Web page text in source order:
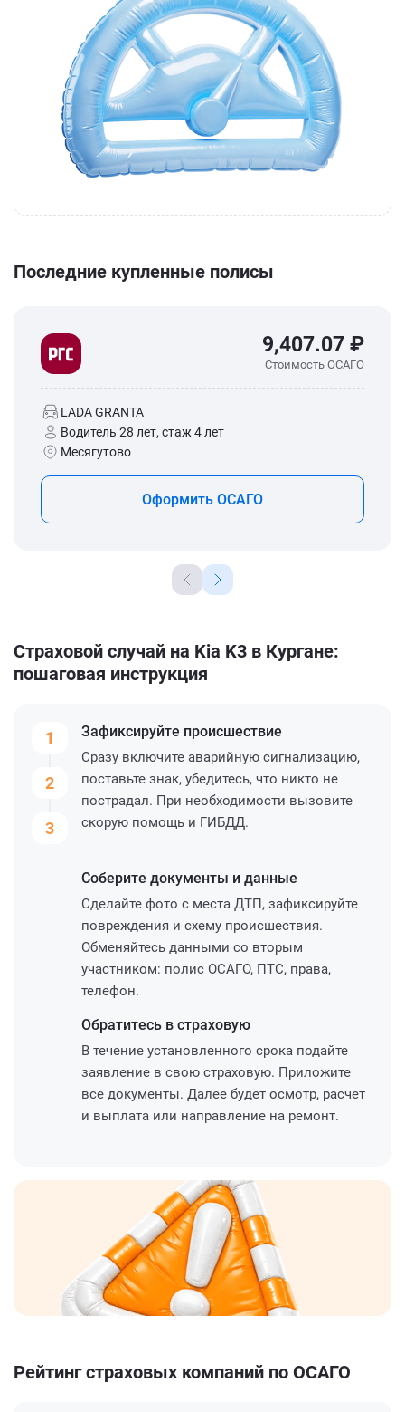
Последние купленные полисы
9,407.07 ₽
Стоимость ОСАГО
LADA GRANTA
Водитель 28 лет, стаж 4 лет
Месягутово
Оформить ОСАГО
Страховой случай на Kia K3 в Кургане:
пошаговая инструкция
1
2
3
Зафиксируйте происшествие
Сразу включите аварийную сигнализацию,
поставьте знак, убедитесь, что никто не
пострадал. При необходимости вызовите
скорую помощь и ГИБДД.
Соберите документы и данные
Сделайте фото с места ДТП, зафиксируйте
повреждения и схему происшествия.
Обменяйтесь данными со вторым
участником: полис ОСАГО, ПТС, права,
телефон.
Обратитесь в страховую
В течение установленного срока подайте
заявление в свою страховую. Приложите
все документы. Далее будет осмотр, расчет
и выплата или направление на ремонт.
Рейтинг страховых компаний по ОСАГО